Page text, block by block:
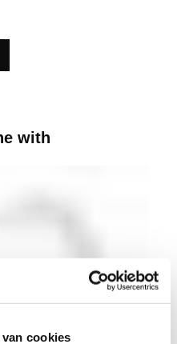
cookies
with